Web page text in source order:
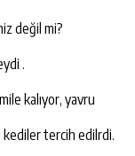
değil mi?
.
kalıyor, yavru
kediler tercih edilrdi.